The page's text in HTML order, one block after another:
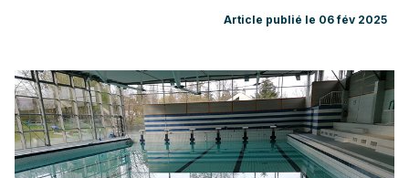
Article publié le 06 fév 2025